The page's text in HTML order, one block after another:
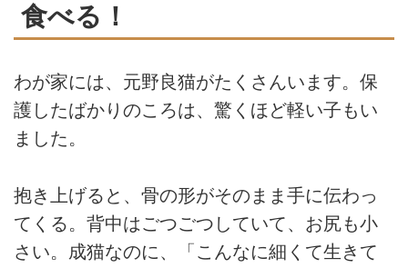
食べる！
わが家には、元野良猫がたくさんいます。保
護したばかりのころは、驚くほど軽い子もい
ました。
抱き上げると、骨の形がそのまま手に伝わっ
てくる。背中はごつごつしていて、お尻も小
さい。成猫なのに、「こんなに細くて生きて